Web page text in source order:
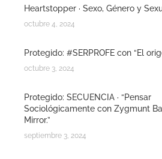
Heartstopper · Sexo, Género y
octubre 4, 2024
Protegido: #SERPROFE con “El
octubre 3, 2024
Protegido: SECUENCIA · “Pensar
Sociológicamente con Zygmunt
Mirror.”
septiembre 3, 2024